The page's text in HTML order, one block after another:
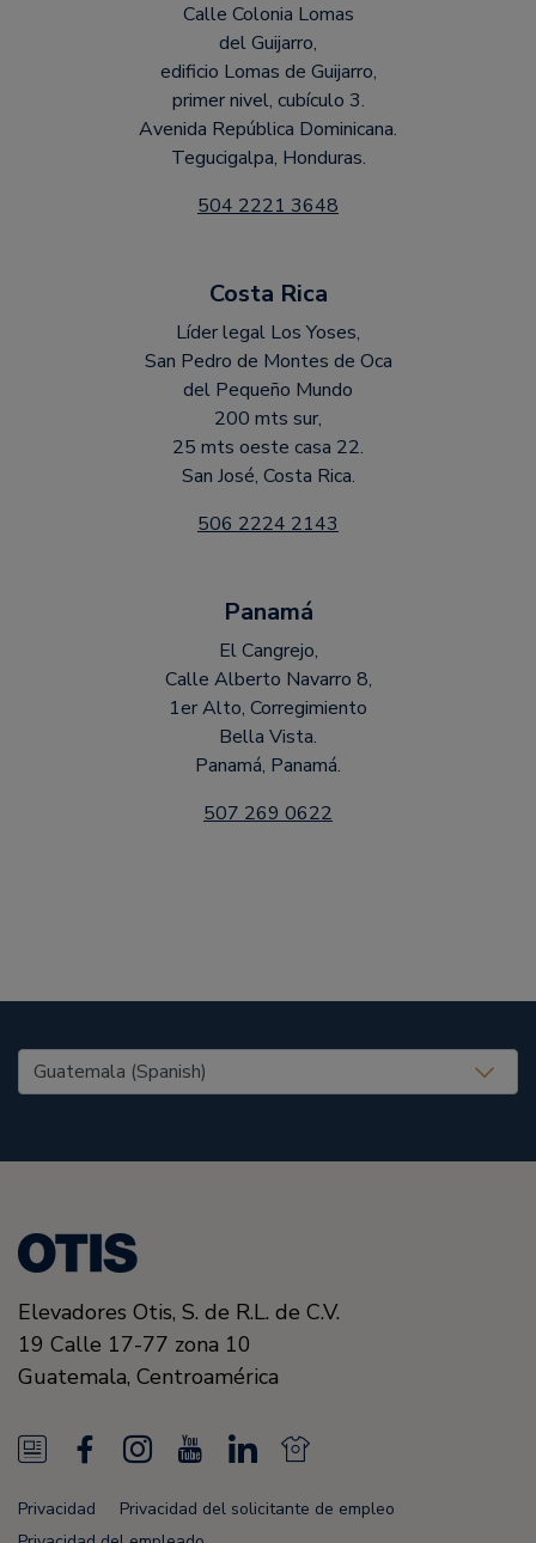
Calle Colonia Lomas
del Guijarro,
edificio Lomas de Guijarro,
primer nivel, cubículo 3.
Avenida República Dominicana.
Tegucigalpa, Honduras.
504 2221 3648
Costa Rica
Líder legal Los Yoses,
San Pedro de Montes de Oca
del Pequeño Mundo
200 mts sur,
25 mts oeste casa 22.
San José, Costa Rica.
506 2224 2143
Panamá
El Cangrejo,
Calle Alberto Navarro 8,
1er Alto, Corregimiento
Bella Vista.
Panamá, Panamá.
507 269 0622
United States (EN)
Elevadores Otis, S. de R.L. de C.V.
19 Calle 17-77 zona 10
Guatemala, Centroamérica
N
e
I
n
o
L
N
e
Privacidad
Privacidad del solicitante de empleo